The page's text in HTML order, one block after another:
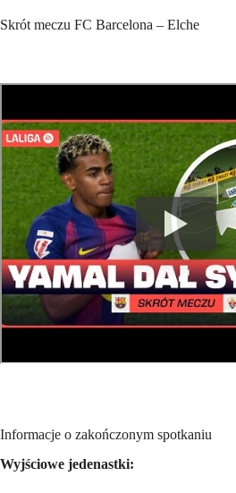
Skrót meczu FC Barcelona – Elche
Informacje o zakończonym spotkaniu
Wyjściowe jedenastki: